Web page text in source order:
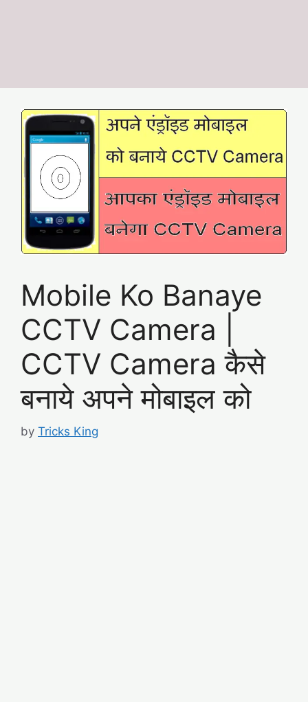
Mobile Ko Banaye
CCTV Camera |
CCTV Camera कैसे
बनाये अपने मोबाइल को
by Tricks King